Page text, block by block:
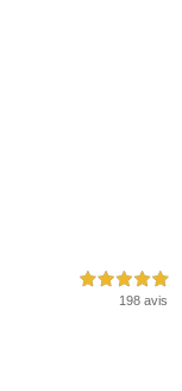
5,0 étoiles sur 5
198 avis